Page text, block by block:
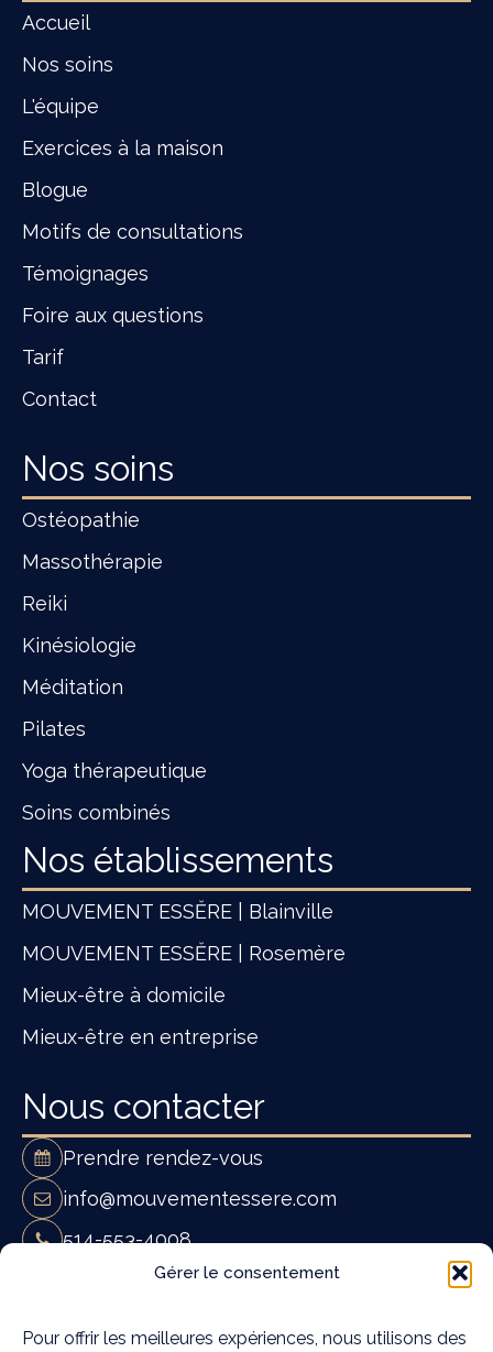
Gérer le consentement
Pour offrir les meilleures expériences, nous utilisons des
Accueil
Nos soins
L'équipe
Exercices à la maison
Blogue
Motifs de consultations
Témoignages
Foire aux questions
Tarif
Contact
Nos soins
Ostéopathie
Massothérapie
Reiki
Kinésiologie
Méditation
Pilates
Yoga thérapeutique
Soins combinés
Nos établissements
MOUVEMENT ESSĔRE | Blainville
MOUVEMENT ESSĔRE | Rosemère
Mieux-être à domicile
Mieux-être en entreprise
Nous contacter
Prendre rendez-vous
info@mouvementessere.com
514-553-4008
Mouvement Essĕre - Ostéopathie et
19A Rue Françoise Loranger,